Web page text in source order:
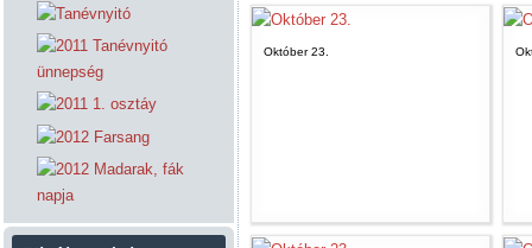
Október 23.